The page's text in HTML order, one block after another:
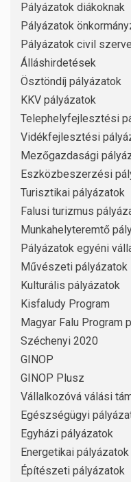
Pályázatok diákoknak
Pályázatok
Pályázatok civil
Álláshirdetések
Ösztöndíj pályázatok
KKV pályázatok
Telephelyfejlesztési
Vidékfejlesztési
Mezőgazdasági
Eszközbeszerzési
Turisztikai pályázatok
Falusi turizmus
Munkahelyteremtő
Pályázatok egyéni
Művészeti pályázatok
Kulturális pályázatok
Kisfaludy Program
Magyar Falu Program
Széchenyi 2020
GINOP
GINOP Plusz
Vállalkozóvá válási
Egészségügyi
Egyházi pályázatok
Energetikai pályázatok
Építészeti pályázatok